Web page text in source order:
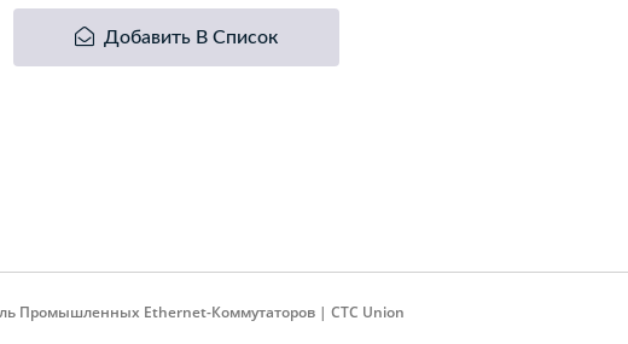
Добавить В Список
Промышленных Ethernet-Коммутаторов | CTC Union